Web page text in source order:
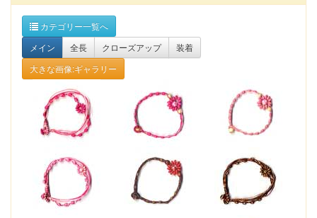
カテゴリー一覧へ
メイン
全長 クローズアップ
装着
大きな画像:ギャラリー